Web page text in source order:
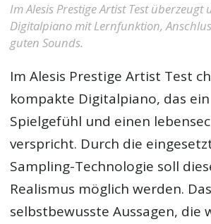
Im Alesis Prestige Artist Test überzeugt
Digitalpiano mit Lernfunktion,
guten Sounds.
Im Alesis Prestige Artist Test
kompakte Digitalpiano, das
Spielgefühl und einen
verspricht. Durch die
Sampling-Technologie soll
Realismus möglich werden.
selbstbewusste Aussagen, die